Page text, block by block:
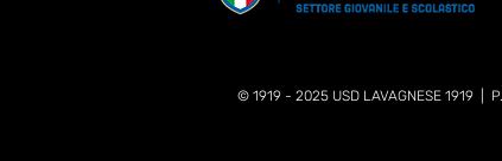
© 1919 - 2025 USD LAVAGNESE 1919 |